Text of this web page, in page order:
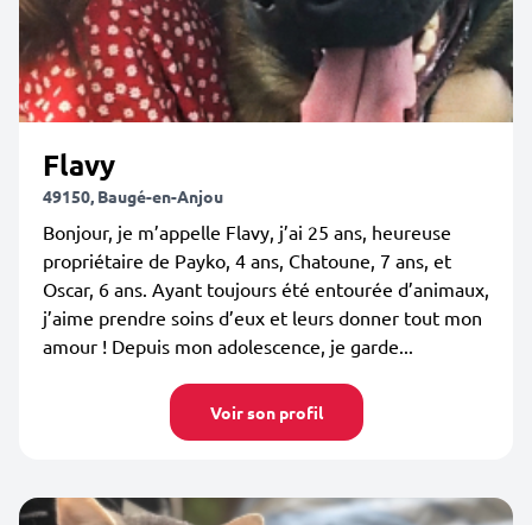
Flavy
49150, Baugé-en-Anjou
Bonjour, je m’appelle Flavy, j’ai 25 ans, heureuse
propriétaire de Payko, 4 ans, Chatoune, 7 ans, et
Oscar, 6 ans. Ayant toujours été entourée d’animaux,
j’aime prendre soins d’eux et leurs donner tout mon
amour ! Depuis mon adolescence, je garde...
Voir son profil